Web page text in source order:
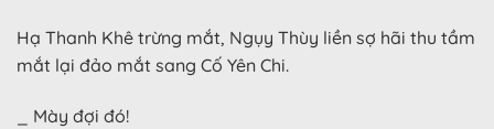
Hạ Thanh Khê trừng mắt, Ngụy Thùy liền sợ hãi thu tầm
mắt lại đảo mắt sang Cố Yên Chi.
_ Mày đợi đó!